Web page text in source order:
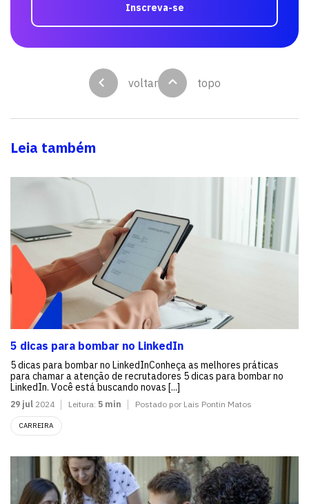
Inscreva-se
voltar topo
Leia também
5 dicas para bombar no LinkedIn
5 dicas para bombar no LinkedInConheça as melhores práticas
para chamar a atenção de recrutadores 5 dicas para bombar no
LinkedIn. Você está buscando novas [...]
29 jul 2024 Leitura: 5 min Postado por Lais Pontin Matos
CARREIRA